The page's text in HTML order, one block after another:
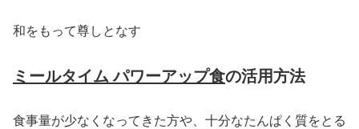
和をもって尊しとなす
ミールタイム パワーアップ食の活用方法
食事量が少なくなってきた方や、十分なたんぱく質をとる